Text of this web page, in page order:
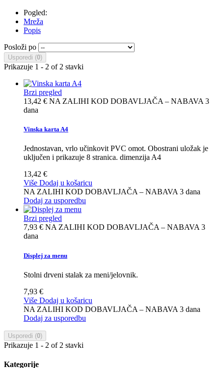
Pogled:
Mreža
Popis
Posloži po
Usporedi (0)
Prikazuje 1 - 2 of 2 stavki
Brzi pregled
13,42 € NA ZALIHI KOD DOBAVLJAČA – NABAVA 3
dana
Vinska karta A4
Jednostavan, vrlo učinkovit PVC omot. Obostrani uložak je
uključen i prikazuje 8 stranica. dimenzija A4
13,42 €
Više Dodaj u košaricu
NA ZALIHI KOD DOBAVLJAČA – NABAVA 3 dana
Dodaj za usporedbu
Brzi pregled
7,93 € NA ZALIHI KOD DOBAVLJAČA – NABAVA 3
dana
Displej za menu
Stolni drveni stalak za meni/jelovnik.
7,93 €
Više Dodaj u košaricu
NA ZALIHI KOD DOBAVLJAČA – NABAVA 3 dana
Dodaj za usporedbu
Usporedi (0)
Prikazuje 1 - 2 of 2 stavki
Kategorije